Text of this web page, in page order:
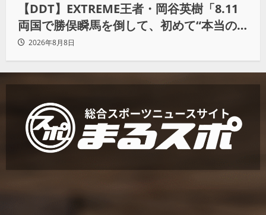
【DDT】EXTREME王者・岡谷英樹「8.11
両国で勝俣瞬馬を倒して、初めて“本当の
王者”になれる」
2026年8月8日